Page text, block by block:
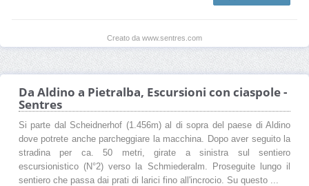
Creato da www.sentres.com
Da Aldino a Pietralba, Escursioni con ciaspole -
Sentres
Si parte dal Scheidnerhof (1.456m) al di sopra del paese di Aldino
dove potrete anche parcheggiare la macchina. Dopo aver seguito la
stradina per ca. 50 metri, girate a sinistra sul sentiero
escursionistico (N°2) verso la Schmiederalm. Proseguite lungo il
sentiero che passa dai prati di larici fino all'incrocio. Su questo ...